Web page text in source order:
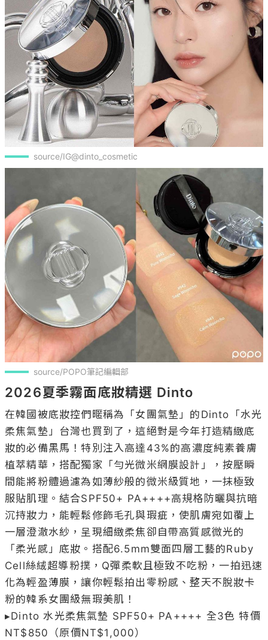
source/IG@dinto_cosmetic
source/POPO筆記編輯部
2026夏季霧面底妝精選 Dinto
在韓國被底妝控們暱稱為「女團氣墊」的Dinto「水光
柔焦氣墊」台灣也買到了，這絕對是今年打造精緻底
妝的必備黑馬！特別注入高達43%的高濃度純素養膚
植萃精華，搭配獨家「勻光微米網膜設計」，按壓瞬
間能將粉體過濾為如薄紗般的微米級質地，一抹極致
服貼肌理。結合SPF50+ PA++++高規格防曬與抗暗
沉持妝力，能輕鬆修飾毛孔與瑕疵，使肌膚宛如覆上
一層澄澈水紗，呈現細緻柔焦卻自帶高質感微光的
「柔光感」底妝。搭配6.5mm雙面四層工藝的Ruby
Cell絲絨超導粉撲，Q彈柔軟且極致不吃粉，一拍迅速
化為輕盈薄膜，讓你輕鬆拍出零粉感、整天不脫妝卡
粉的韓系女團級無瑕美肌！
▸Dinto 水光柔焦氣墊 SPF50+ PA++++ 全3色 特價
NT$850（原價NT$1,000）